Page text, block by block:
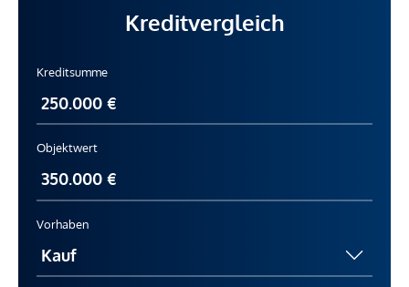
Kreditvergleich
Kreditsumme
Objektwert
Vorhaben